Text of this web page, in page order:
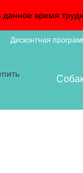
данное время
Дисконтная